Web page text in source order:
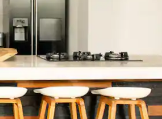
arriba y hacia abajo o explorá deslizando el